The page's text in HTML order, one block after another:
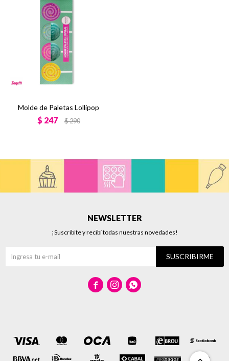
Molde de Paletas Lollipop
$ 247 $290
NEWSLETTER
¡Suscribite y recibí todas nuestras novedades!
SUSCRIBIRME
  